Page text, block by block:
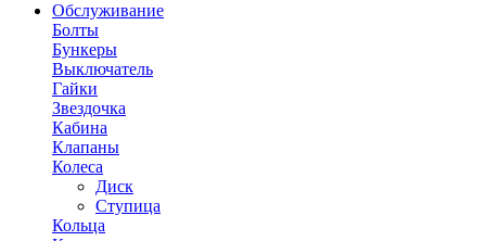
Обслуживание
Болты
Бункеры
Выключатель
Гайки
Звездочка
Кабина
Клапаны
Колеса
Диск
Ступица
Кольца